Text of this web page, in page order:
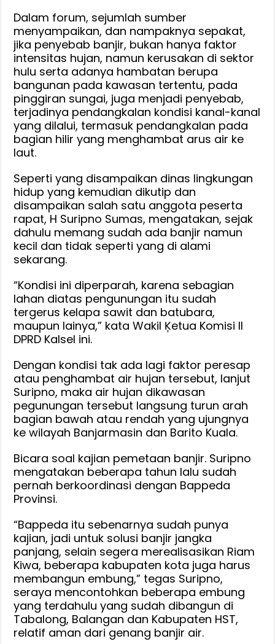
Dalam forum, sejumlah sumber
menyampaikan, dan nampaknya sepakat,
jika penyebab banjir, bukan hanya faktor
intensitas hujan, namun kerusakan di sektor
hulu serta adanya hambatan berupa
bangunan pada kawasan tertentu, pada
pinggiran sungai, juga menjadi penyebab,
terjadinya pendangkalan kondisi kanal-kanal
yang dilalui, termasuk pendangkalan pada
bagian hilir yang menghambat arus air ke
laut.
Seperti yang disampaikan dinas lingkungan
hidup yang kemudian dikutip dan
disampaikan salah satu anggota peserta
rapat, H Suripno Sumas, mengatakan, sejak
dahulu memang sudah ada banjir namun
kecil dan tidak seperti yang di alami
sekarang.
“Kondisi ini diperparah, karena sebagian
lahan diatas pengunungan itu sudah
tergerus kelapa sawit dan batubara,
maupun lainya,” kata Wakil Ķetua Komisi II
DPRD Kalsel ini.
Dengan kondisi tak ada lagi faktor peresap
atau penghambat air hujan tersebut, lanjut
Suripno, maka air hujan dikawasan
pegunungan tersebut langsung turun arah
bagian bawah atau rendah yang ujungnya
ke wilayah Banjarmasin dan Barito Kuala.
Bicara soal kajian pemetaan banjir. Suripno
mengatakan beberapa tahun lalu sudah
pernah berkoordinasi dengan Bappeda
Provinsi.
“Bappeda itu sebenarnya sudah punya
kajian, jadi untuk solusi banjir jangka
panjang, selain segera merealisasikan Riam
Kiwa, beberapa kabupaten kota juga harus
membangun embung,” tegas Suripno,
seraya mencontohkan beberapa embung
yang terdahulu yang sudah dibangun di
Tabalong, Balangan dan Kabupaten HST,
relatif aman dari genang banjir air.